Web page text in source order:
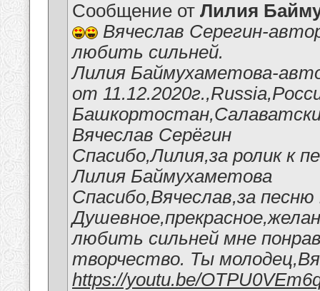
Сообщение от Лилия
Вячеслав Серегин-
любить сильней.
Лилия Баймухаметова-
от
Вячеслав Серёгин
Спасибо,Лилия,за ролик к
Лилия Баймухаметова
Спасибо,Вячеслав,за песню
любить сильней мне
творчество. Ты
https://youtu.be/